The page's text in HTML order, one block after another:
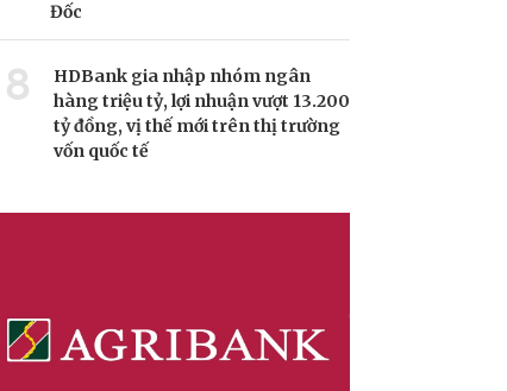
Đốc
8
HDBank gia nhập nhóm ngân
hàng triệu tỷ, lợi nhuận vượt 13.200
tỷ đồng, vị thế mới trên thị trường
vốn quốc tế